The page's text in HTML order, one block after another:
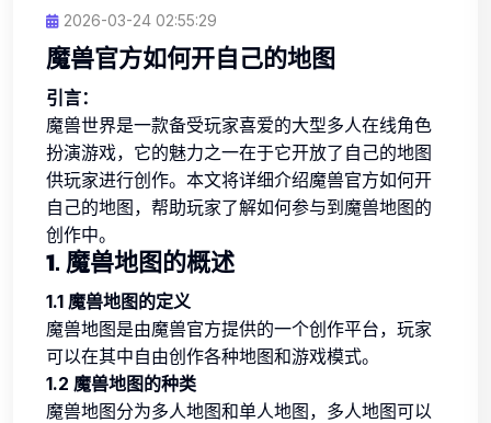
2026-03-24 02:55:29
魔兽官方如何开自己的地图
引言：
魔兽世界是一款备受玩家喜爱的大型多人在线角色
扮演游戏，它的魅力之一在于它开放了自己的地图
供玩家进行创作。本文将详细介绍魔兽官方如何开
自己的地图，帮助玩家了解如何参与到魔兽地图的
创作中。
1. 魔兽地图的概述
1.1 魔兽地图的定义
魔兽地图是由魔兽官方提供的一个创作平台，玩家
可以在其中自由创作各种地图和游戏模式。
1.2 魔兽地图的种类
魔兽地图分为多人地图和单人地图，多人地图可以